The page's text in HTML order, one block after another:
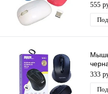
555
333